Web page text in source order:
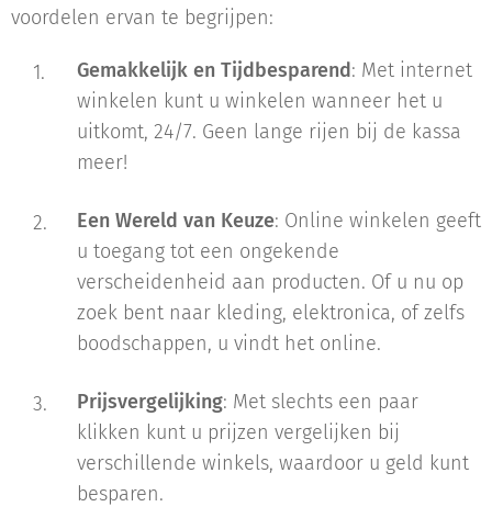
voordelen ervan te begrijpen:
Gemakkelijk en Tijdbesparend: Met internet
winkelen kunt u winkelen wanneer het u
uitkomt, 24/7. Geen lange rijen bij de kassa
meer!
Een Wereld van Keuze: Online winkelen geeft
u toegang tot een ongekende
verscheidenheid aan producten. Of u nu op
zoek bent naar kleding, elektronica, of zelfs
boodschappen, u vindt het online.
Prijsvergelijking: Met slechts een paar
klikken kunt u prijzen vergelijken bij
verschillende winkels, waardoor u geld kunt
besparen.